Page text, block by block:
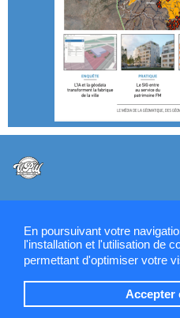
En poursuivant votre
l'installation et l'utilisation de
permettant d'optimiser votre
Accepter
Contactez la rédaction de